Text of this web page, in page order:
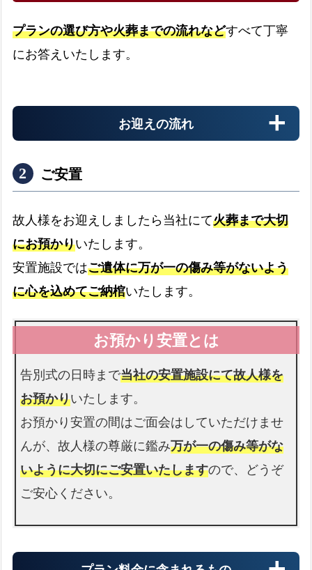
プランの選び方や火葬までの流れなどすべて丁寧
にお答えいたします。
お迎えの流れ
病院
expand_more病院からのお迎えの流れ
介護施設
介護施設へのお迎えの流れ
警察署
expand_more警察署へのお迎えの流れ
ご安置
故人様をお迎えしましたら当社にて火葬まで大切
にお預かりいたします。
安置施設ではご遺体に万が一の傷み等がないよう
に心を込めてご納棺いたします。
告別式の日時まで当社の安置施設にて故人様を
お預かりいたします。
お預かり安置の間はご面会はしていただけませ
んが、故人様の尊厳に鑑み万が一の傷み等がな
いように大切にご安置いたしますので、どうぞ
ご安心ください。